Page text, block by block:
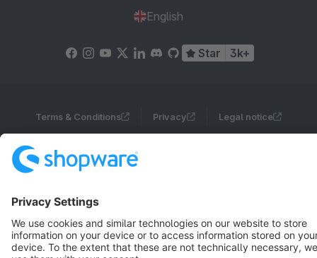
English
Star 3k+
Terms & Conditions Privacy Legal notice
Copyright © shopware AG - All rights reserved